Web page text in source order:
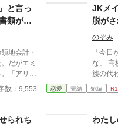
ていき―
になるほ
に触れる
大学
がはじま
す。下
す。
と言っ
類が全
地会計・
だがエミ
「アリー
の言葉を
名した。
報告の締
数：9,553
JKメ
脱が
のぞみ
「今
な」 高校二年生の蒼井ひなたは、借金に追われた家
族の代
て働く
うな大
格が超ドS
恋愛 完結 短編
られち
わた